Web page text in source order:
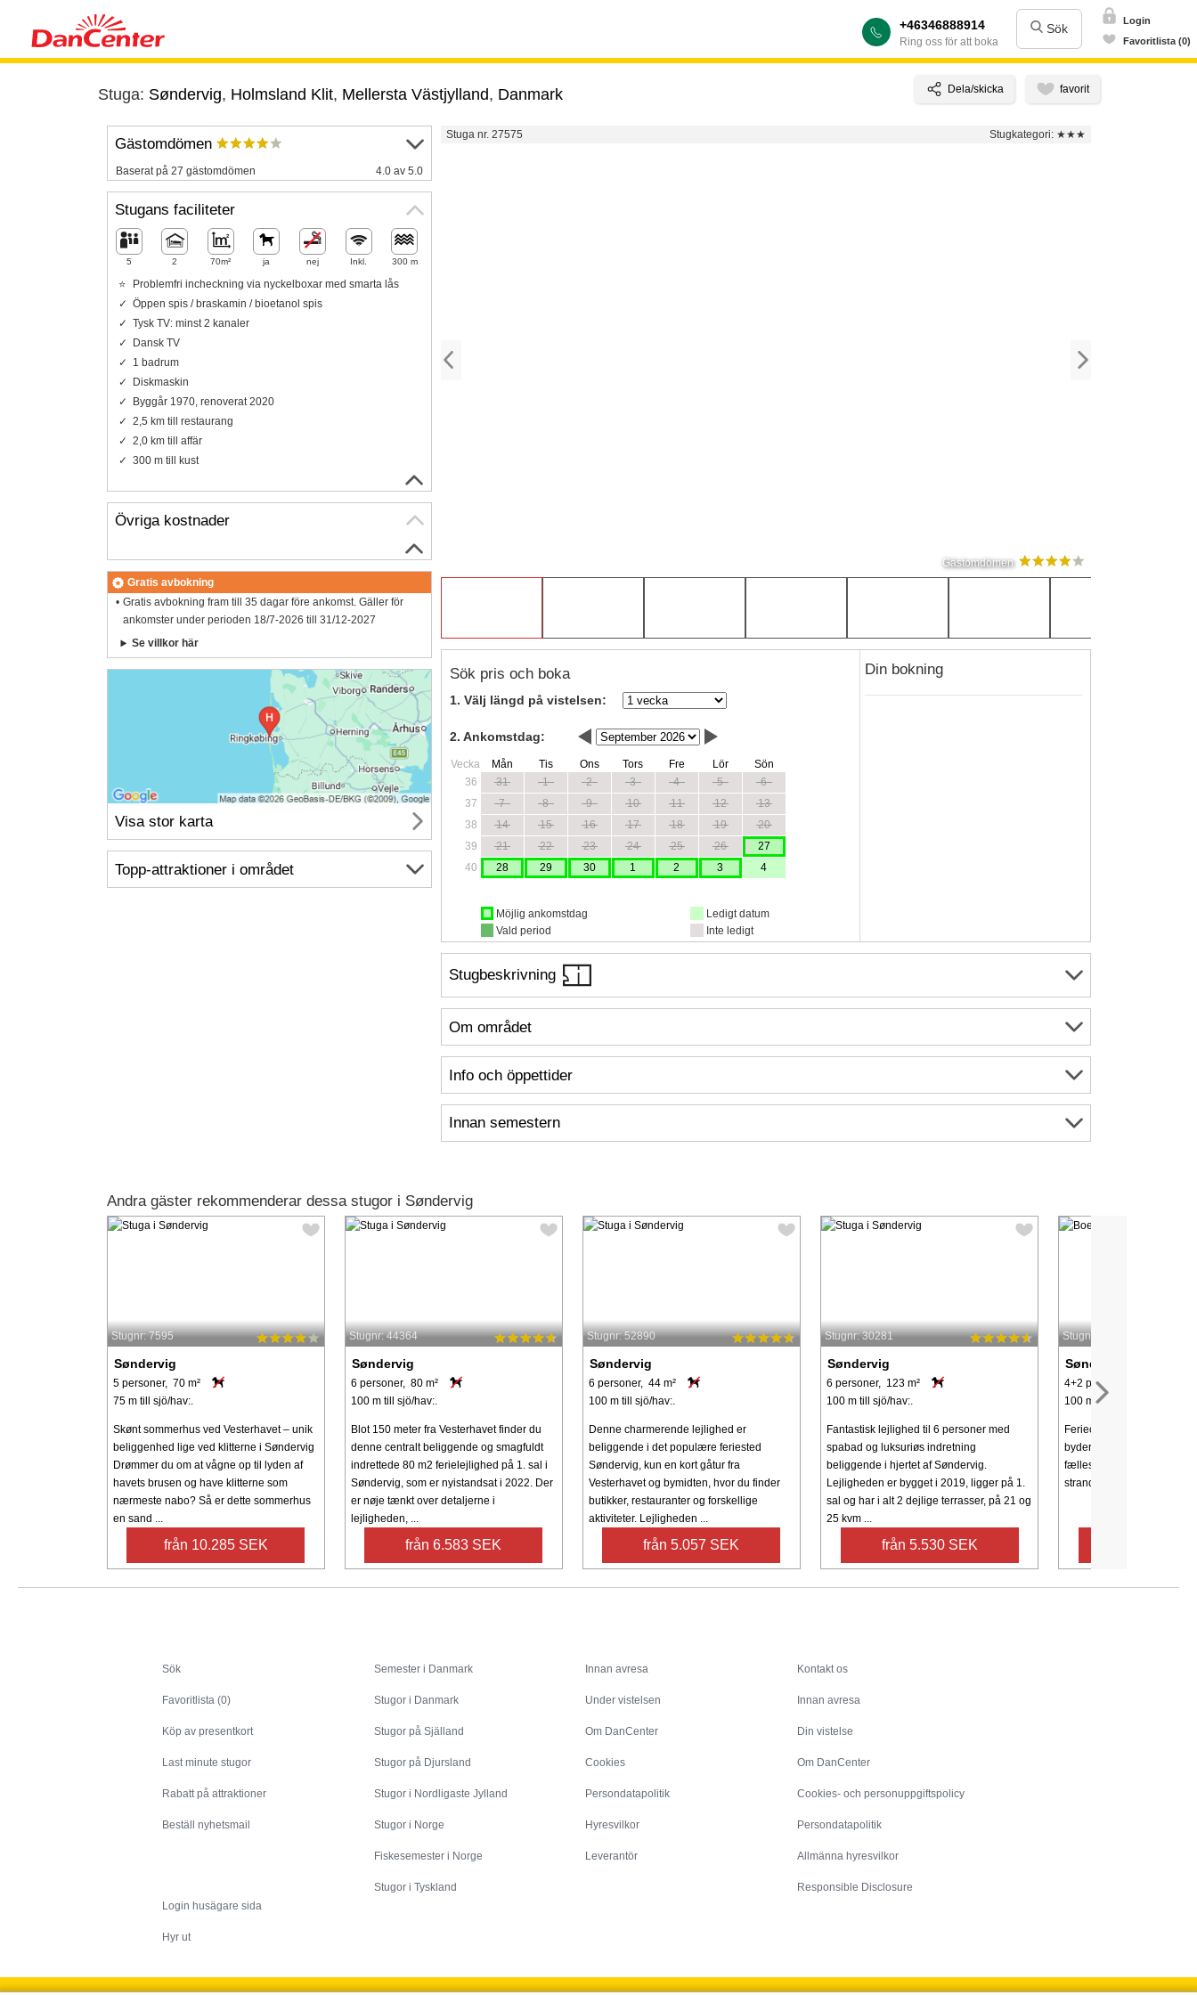
+46346888914
Ring oss för att boka
Sök
Login
Favoritlista (0)
Stuga: Søndervig, Holmsland Klit, Mellersta Västjylland, Danmark
Stuga nr. 27575 Stugkategori: ★★★
Gästomdömen
Sök pris och boka
1. Välj längd på vistelsen:
2. Ankomstdag:
Vecka Mån Tis Ons Tors Fre Lör
Sön
36
31 1 2 3 4 5
6
37
7 8 9 10 11 12
13
38
14 15 16 17 18 19
20
39
21 22 23 24 25 26
27
40
28 29 30 1 2 3 4
Möjlig ankomstdag
Vald period
Ledigt datum
Inte ledigt
Din bokning
Stugbeskrivning
Om området
Info och öppettider
Innan semestern
Gästomdömen
Baserat på 27 gästomdömen 4.0 av 5.0
Stugans faciliteter
5 2 70m² ja nej Inkl. 300 m
Problemfri incheckning via nyckelboxar med smarta lås
Öppen spis / braskamin / bioetanol spis
Tysk TV: minst 2 kanaler
Dansk TV
1 badrum
Diskmaskin
Byggår 1970, renoverat 2020
2,5 km till restaurang
2,0 km till affär
300 m till kust
Övriga kostnader
Gratis avbokning
Gratis avbokning fram till 35 dagar före ankomst. Gäller för
ankomster under perioden 18/7-2026 till 31/12-2027
Se villkor här
Visa stor karta
Topp-attraktioner i området
Andra gäster rekommenderar dessa stugor i Søndervig
Stugnr: 7595
Søndervig
5 personer, 70 m²
75 m till sjö/hav:.
Skønt sommerhus ved Vesterhavet – unik
beliggenhed lige ved klitterne i Søndervig
Drømmer du om at vågne op til lyden af
havets brusen og have klitterne som
nærmeste nabo? Så er dette sommerhus
en sand ...
från 10.285 SEK
Stugnr: 44364
Søndervig
6 personer, 80 m²
100 m till sjö/hav:.
Blot 150 meter fra Vesterhavet finder du
denne centralt beliggende og smagfuldt
indrettede 80 m2 ferielejlighed på 1. sal i
Søndervig, som er nyistandsat i 2022. Der
er nøje tænkt over detaljerne i
lejligheden, ...
från 6.583 SEK
Stugnr: 52890
Søndervig
6 personer, 44 m²
100 m till sjö/hav:.
Denne charmerende lejlighed er
beliggende i det populære feriested
Søndervig, kun en kort gåtur fra
Vesterhavet og bymidten, hvor du finder
butikker, restauranter og forskellige
aktiviteter. Lejligheden ...
från 5.057 SEK
Stugnr: 30281
Søndervig
6 personer, 123 m²
100 m till sjö/hav:.
Fantastisk lejlighed til 6 personer med
spabad og luksuriøs indretning
beliggende i hjertet af Søndervig.
Lejligheden er bygget i 2019, ligger på 1.
sal og har i alt 2 dejlige terrasser, på 21 og
25 kvm ...
från 5.530 SEK
Stugnr: 10931
Søndervig
4+2 personer, 44 m²
100 m till sjö/hav:.
Feriecenter i Søndervig,
byder på subtropisk
fællesfaciliteter og nem
strand og by.
Sök
Favoritlista (0)
Köp av presentkort
Last minute stugor
Rabatt på attraktioner
Beställ nyhetsmail
Login husägare sida
Hyr ut
Semester i Danmark
Stugor i Danmark
Stugor på Själland
Stugor på Djursland
Stugor i Nordligaste Jylland
Stugor i Norge
Fiskesemester i Norge
Stugor i Tyskland
Innan avresa
Under vistelsen
Om DanCenter
Cookies
Persondatapolitik
Hyresvilkor
Leverantör
Kontakt os
Innan avresa
Din vistelse
Om DanCenter
Cookies- och personuppgiftspolicy
Persondatapolitik
Allmänna hyresvilkor
Responsible Disclosure